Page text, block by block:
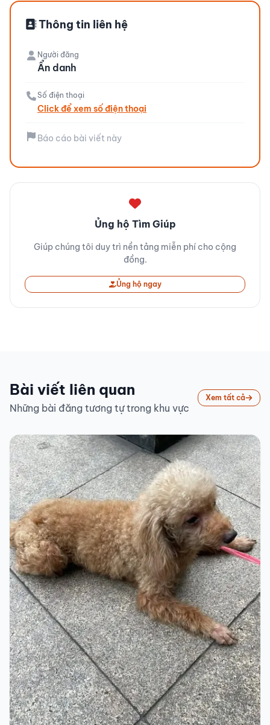
Thông tin liên hệ
Người đăng
Ẩn danh
Số điện thoại
Click để xem số điện thoại
Báo cáo bài viết này
Ủng hộ Tìm Giúp
Giúp chúng tôi duy trì nền tảng miễn phí cho cộng
đồng.
Ủng hộ ngay
Bài viết liên quan
Những bài đăng tương tự trong khu vực
Xem tất cả